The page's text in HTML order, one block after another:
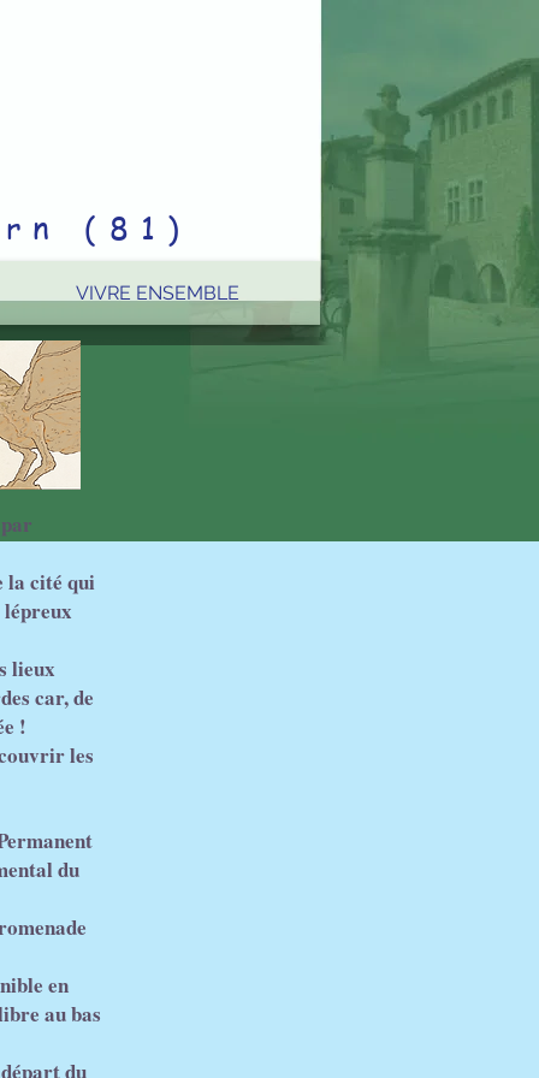
(81)
VIVRE ENSEMBLE
la cité qui
lieux
car, de
!
les
du
en
au bas
du